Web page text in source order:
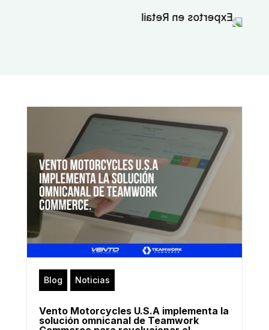
Blog Noticias
Vento Motorcycles U.S.A implementa la
solución omnicanal de Teamwork